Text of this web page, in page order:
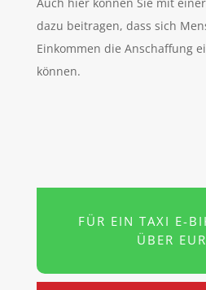
dazu beitragen, dass sich
Einkommen die Anschaffung
können.
FÜR EIN TAXI E-
ÜBER